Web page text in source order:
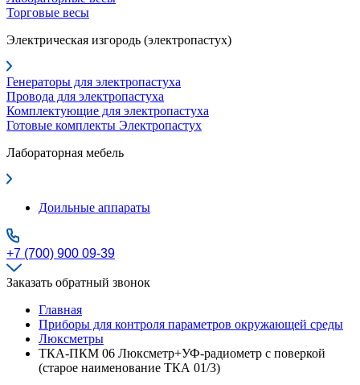
Торговые весы
Электрическая изгородь (электропастух)
Генераторы для электропастуха
Провода для электропастуха
Комплектующие для электропастуха
Готовые комплекты Электропастух
Лабораторная мебель
Доильные аппараты
+7 (700) 900 09-39
Заказать обратный звонок
Главная
Приборы для контроля параметров окружающей среды
Люксметры
ТКА-ПКМ 06 Люксметр+УФ-радиометр с поверкой
(старое наименование ТКА 01/3)